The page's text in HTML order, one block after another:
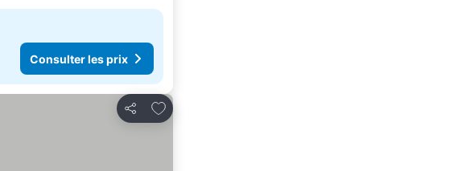
Consulter les prix
Partager
Ajouter à mes favoris